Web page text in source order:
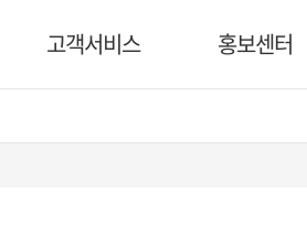
고객서비스 홍보센터